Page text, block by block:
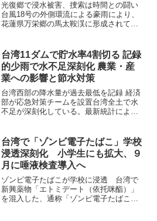
光復郷で浸水被害、捜索は時間との闘い
台風18号の外側環流による豪雨により、
花蓮県万栄郷の馬太鞍渓に形成されてい
25日午前時点で死者14人、負傷者52人、
行方不明者31...
台湾11ダムで貯水率4割切る 記録
的少雨で水不足深刻化 農業・産
業への影響と節水対策
台湾西部の降水量が過去最低を記録 経済
部が応急対策チームを設置台湾全土で水
不足が深刻化している。最新統計による
ば、台湾西部の今冬の降水量は1951年以
降で最低を記録...
台湾で「ゾンビ電子たばこ」学校
浸透深刻化 小学生にも拡大、９
月に唾液検査導入へ
ゾンビ電子たばこが学校に浸透 台湾で
新興薬物「エトミデート（依托咪酯）」
を混入した、通称「ゾンビ電子たばこ」